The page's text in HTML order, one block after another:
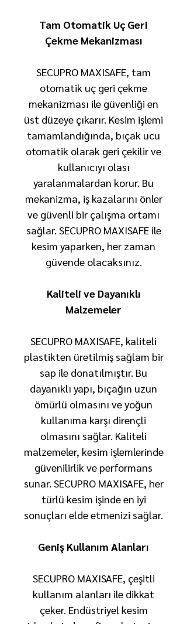
Tam Otomatik Uç Geri
Çekme Mekanizması
SECUPRO MAXISAFE, tam
otomatik uç geri çekme
mekanizması ile güvenliği en
üst düzeye çıkarır. Kesim işlemi
tamamlandığında, bıçak ucu
otomatik olarak geri çekilir ve
kullanıcıyı olası
yaralanmalardan korur. Bu
mekanizma, iş kazalarını önler
ve güvenli bir çalışma ortamı
sağlar. SECUPRO MAXISAFE ile
kesim yaparken, her zaman
güvende olacaksınız.
Kaliteli ve Dayanıklı
Malzemeler
SECUPRO MAXISAFE, kaliteli
plastikten üretilmiş sağlam bir
sap ile donatılmıştır. Bu
dayanıklı yapı, bıçağın uzun
ömürlü olmasını ve yoğun
kullanıma karşı dirençli
olmasını sağlar. Kaliteli
malzemeler, kesim işlemlerinde
güvenilirlik ve performans
sunar. SECUPRO MAXISAFE, her
türlü kesim işinde en iyi
sonuçları elde etmenizi sağlar.
Geniş Kullanım Alanları
SECUPRO MAXISAFE, çeşitli
kullanım alanları ile dikkat
çeker. Endüstriyel kesim